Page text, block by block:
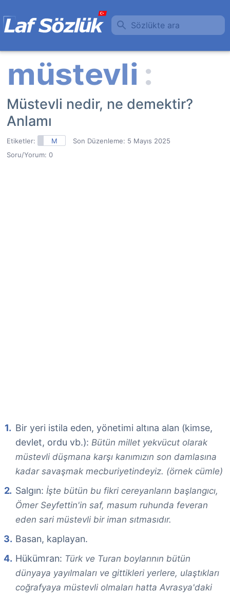
Sözlükte ara
Müstevli nedir, ne demektir?
Anlamı
Etiketler: M Son Düzenleme: 5 Mayıs 2025
Soru/Yorum: 0
Bir yeri istila eden, yönetimi altına alan (kimse,
devlet, ordu vb.): Bütün millet yekvücut olarak
müstevli düşmana karşı kanımızın son damlasına
kadar savaşmak mecburiyetindeyiz. (örnek cümle)
Salgın: İşte bütün bu fikri cereyanların başlangıcı,
Ömer Seyfettin'in saf, masum ruhunda feveran
eden sari müstevli bir iman sıtmasıdır.
Basan, kaplayan.
Hükümran: Türk ve Turan boylarının bütün
dünyaya yayılmaları ve gittikleri yerlere, ulaştıkları
coğrafyaya müstevli olmaları hatta Avrasya'daki